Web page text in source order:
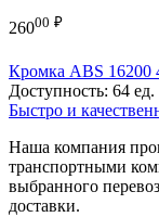
26000 ₽
Кромка ABS 16200
Доступность: 64 ед.
Быстро и
Наша компания
транспортными
выбранного
доставки.